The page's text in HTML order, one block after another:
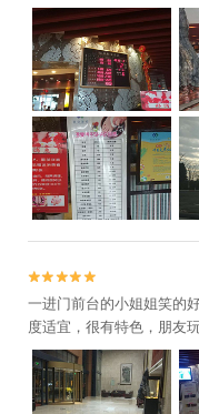


一进门前台的小姐姐笑的
度适宜，很有特色，朋友